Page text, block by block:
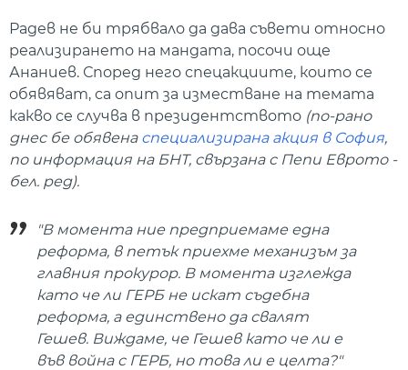
Радев не би трябвало да дава съвети относно
реализирането на мандата, посочи още
Ананиев. Според него спецакциите, които се
обявяват, са опит за изместване на темата
какво се случва в президентството (по-рано
днес бе обявена специализирана акция в София,
по информация на БНТ, свързана с Пепи Еврото -
бел. ред).
"В момента ние предприемаме една
реформа, в петък приехме механизъм за
главния прокурор. В момента изглежда
като че ли ГЕРБ не искат съдебна
реформа, а единствено да свалят
Гешев. Виждаме, че Гешев като че ли е
във война с ГЕРБ, но това ли е целта?"